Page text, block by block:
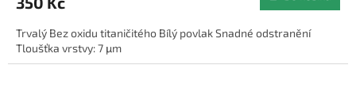
Trvalý Bez oxidu titaničitého Bílý povlak Snadné odstranění
Tloušťka vrstvy: 7 μm